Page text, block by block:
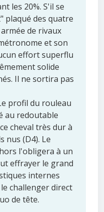
les 20%. S'il se
plaqué des quatre
de rivaux
et son
effort superflu
solide
Il ne sortira pas
profil du rouleau
au redoutable
cheval très dur à
nus (D4). Le
l'obligera à un
effrayer le grand
internes
challenger direct
de tête.